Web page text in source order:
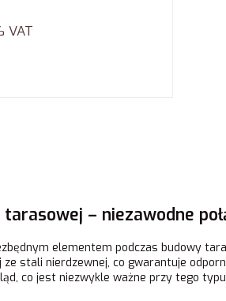
VAT
– niezawodne
elementem podczas budowy
stali nierdzewnej, co gwarantuje
co jest niezwykle ważne przy tego